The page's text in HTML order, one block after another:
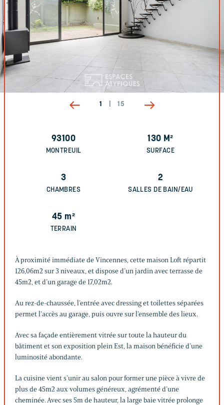
1 15
93100
MONTREUIL
130 M²
SURFACE
3
CHAMBRES
2
SALLES DE BAIN/EAU
45 m²
TERRAIN
À proximité immédiate de Vincennes, cette maison Loft répartit
126,06m2 sur 3 niveaux, et dispose d’un jardin avec terrasse de
45m2, et d’un garage de 17,02m2.
Au rez-de-chaussée, l’entrée avec dressing et toilettes séparées
permet l’accès au garage, puis ouvre sur l’ensemble des lieux.
Avec sa façade entièrement vitrée sur toute la hauteur du
bâtiment et son exposition plein Est, la maison bénéficie d’une
luminosité abondante.
La cuisine vient s’unir au salon pour former une pièce à vivre de
plus de 45m2 aux volumes généreux, agrémenté d’une
cheminée. Avec ses 5m de hauteur, la large baie vitrée prolonge